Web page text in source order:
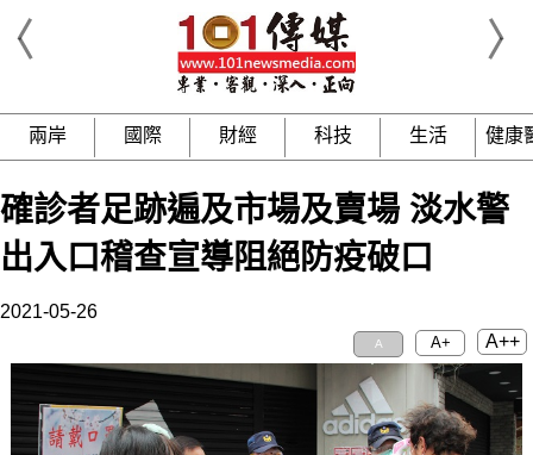
兩岸 國際 財經 科技 生活 健康
確診者足跡遍及市場及賣場 淡水警
出入口稽查宣導阻絕防疫破口
2021-05-26
A A+ A++